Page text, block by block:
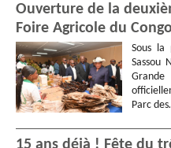
Ouverture de la
Foire Agricole du
Sous la
Sassou
Parc
15 ans déjà ! Fête du